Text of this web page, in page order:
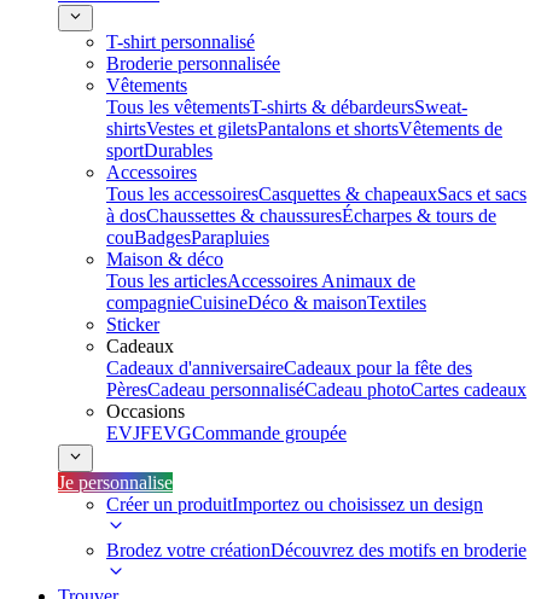
T-shirt personnalisé
Broderie personnalisée
Vêtements
Tous les vêtementsT-shirts & débardeursSweat-
shirtsVestes et giletsPantalons et shortsVêtements de
sportDurables
Accessoires
Tous les accessoiresCasquettes & chapeauxSacs et sacs
à dosChaussettes & chaussuresÉcharpes & tours de
couBadgesParapluies
Maison & déco
Tous les articlesAccessoires Animaux de
compagnieCuisineDéco & maisonTextiles
Sticker
Cadeaux
Cadeaux d'anniversaireCadeaux pour la fête des
PèresCadeau personnaliséCadeau photoCartes cadeaux
Occasions
EVJFEVGCommande groupée
Je personnalise
Créer un produitImportez ou choisissez un design
Brodez votre créationDécouvrez des motifs en broderie